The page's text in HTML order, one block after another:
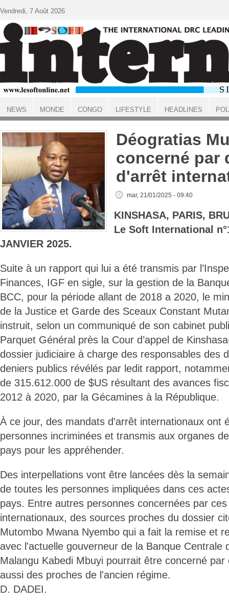
ACCUEIL
Déogratias
concerné par
d'arrêt
mar, 21/01/2025 - 09:40
KINSHASA, PARIS,
Le Soft International
JANVIER 2025.
Suite à un rapport qui lui a été transmis par
Finances, IGF en sigle, sur la gestion de la
BCC, pour la période allant de 2018 a 2020, le
de la Justice et Garde des Sceaux Constant
instruit, selon un communiqué de son cabinet
Parquet Général près la Cour d’appel de
dossier judiciaire à charge des responsables des
deniers publics révélés par ledit rapport,
de 315.612.000 de $US résultant des avances
2012 à 2020, par la Gécamines à la République.
À ce jour, des mandats d’arrêt internationaux ont
personnes incriminées et transmis aux organes
pays pour les appréhender.
Des interpellations vont être lancées dès la
de toutes les personnes impliquées dans ces
pays. Entre autres personnes concernées par
internationaux, des sources proches du dossier
Mutombo Mwana Nyembo qui a fait la remise et
avec l'actuelle gouverneur de la Banque Centrale
Malangu Kabedi Mbuyi pourrait être concerné
aussi des proches de l'ancien régime.
D. DADEI.
Vendredi, 7 Août 2026
NEWS MONDE CONGO LIFESTYLE HEADLINES